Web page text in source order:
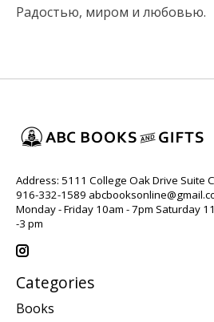
Радостью, миром и любовью.
Address: 5111 College Oak Drive Suite
916-332-1589
Monday - Friday 10am - 7pm Saturday
-3 pm
Categories
Books